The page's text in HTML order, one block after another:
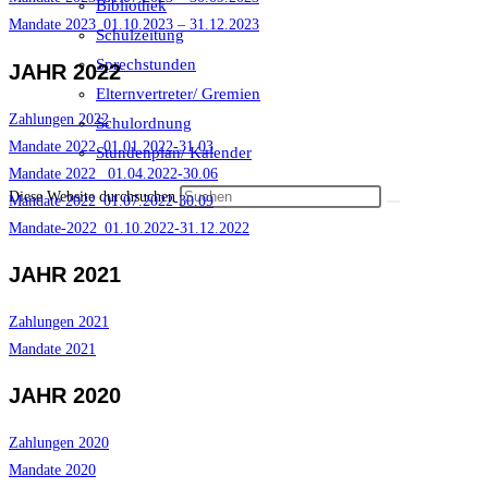
Bibliothek
Schulzeitung
Sprechstunden
Elternvertreter/ Gremien
Schulordnung
Stundenplan/ Kalender
Diese Website durchsuchen
Mandate 2023_01.10.2023 – 31.12.2023
JAHR 2022
Zahlungen 2022
Mandate 2022_01.01.2022-31.03
Mandate 2022 _01.04.2022-30.06
Mandate 2022_01.07.2022-30.09
Mandate-2022_01.10.2022-31.12.2022
JAHR 2021
Zahlungen 2021
Mandate 2021
JAHR 2020
Zahlungen 2020
Mandate 2020